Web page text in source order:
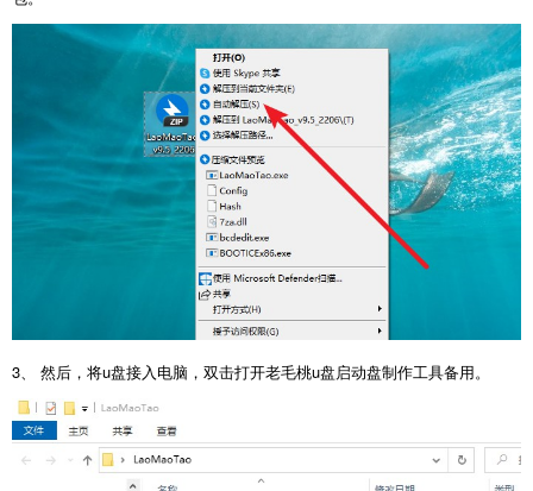
3、 然后，将u盘接入电脑，双击打开老毛桃u盘启动盘制作工具备用。